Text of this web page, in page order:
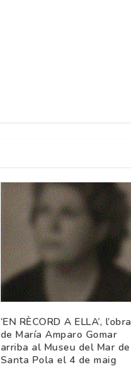
‘EN RÈCORD A ELLA’, l’obra
de María Amparo Gomar
arriba al Museu del Mar de
Santa Pola el 4 de maig